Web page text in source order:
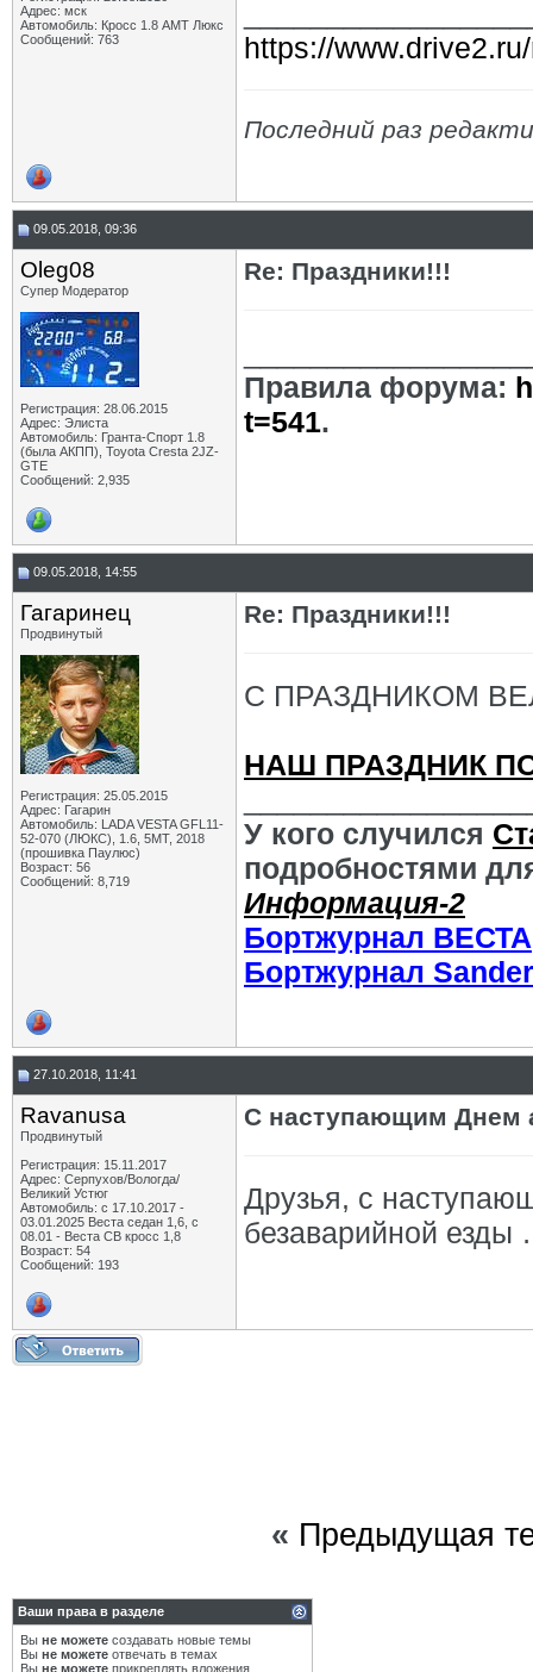
Адрес: мск
Автомобиль: Кросс 1.8 АМТ Люкс
Сообщений: 763
https://
Последний раз
09.05.2018, 09:36
Oleg08
Супер Модератор
Регистрация: 28.06.2015
Адрес: Элиста
Автомобиль: Гранта-Спорт 1.8
(была АКПП), Toyota Cresta 2JZ-
GTE
Сообщений: 2,935
Re: Праздники!!!
Правила форума:
t=541.
09.05.2018, 14:55
Гагаринец
Продвинутый
Регистрация: 25.05.2015
Адрес: Гагарин
Автомобиль: LADA VESTA GFL11-
52-070 (ЛЮКС), 1.6, 5МТ, 2018
(прошивка Паулюс)
Возраст: 56
Сообщений: 8,719
Re: Праздники!!!
С ПРАЗДНИКОМ
НАШ ПРАЗДНИК
У кого случился
подробностями
Информация-2
Бортжурнал ВЕСТА
Бортжурнал
27.10.2018, 11:41
Ravanusa
Продвинутый
Регистрация: 15.11.2017
Адрес: Серпухов/Вологда/
Великий Устюг
Автомобиль: с 17.10.2017 -
03.01.2025 Веста седан 1,6, с
08.01 - Веста СВ кросс 1,8
Возраст: 54
Сообщений: 193
С наступающим Днем
Друзья, с
безаварийной езды
« Предыдущая
Ваши права в разделе
Вы не можете создавать новые темы
Вы не можете отвечать в темах
Вы не можете прикреплять вложения